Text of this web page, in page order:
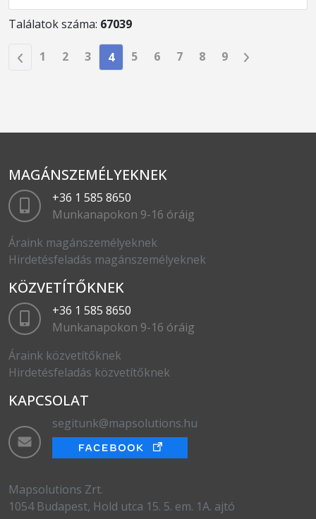
Találatok száma: 67039
1 2 3 4 5 6 7 8 9
MAGÁNSZEMÉLYEKNEK
+36 1 585 8650
Munkanapokon 9-16 óráig
Áraink magánszemélyeknek
Hirdetésfeladás magánszemélyeknek
KÖZVETÍTŐKNEK
+36 1 585 8650
Munkanapokon 9-16 óráig
Áraink közvetítőknek
Hirdetésfeladás közvetítőknek
KAPCSOLAT
segitunk@mapsolutions.hu
Mapsolutions Zrt.
1054 Budapest, Hold utca 15. 5. em. 1A. ajtó